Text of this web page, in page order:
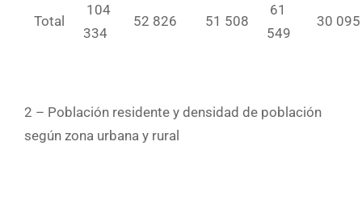
Total
104
334
52 826 51 508
61
549
30 095
2 – Población residente y densidad de población
según zona urbana y rural